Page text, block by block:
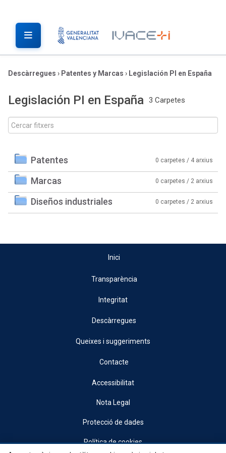
Descàrregues › Patentes y Marcas › Legislación PI en España
Legislación PI en España 3 Carpetes
Patentes 0 carpetes / 4 arxius
Marcas 0 carpetes / 2 arxius
Diseños industriales 0 carpetes / 2 arxius
Inici
Transparència
Integritat
Descàrregues
Queixes i suggeriments
Contacte
Accessibilitat
Nota Legal
Protecció de dades
Política de cookies